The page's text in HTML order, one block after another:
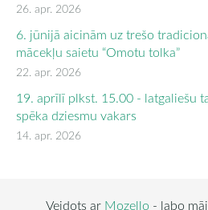
26. apr. 2026
6. jūnijā aicinām uz trešo
mācekļu saietu “Omotu tolka”
22. apr. 2026
19. aprīlī plkst. 15.00 - latgaliešu
spēka dziesmu vakars
14. apr. 2026
Veidots ar Mozello - labo